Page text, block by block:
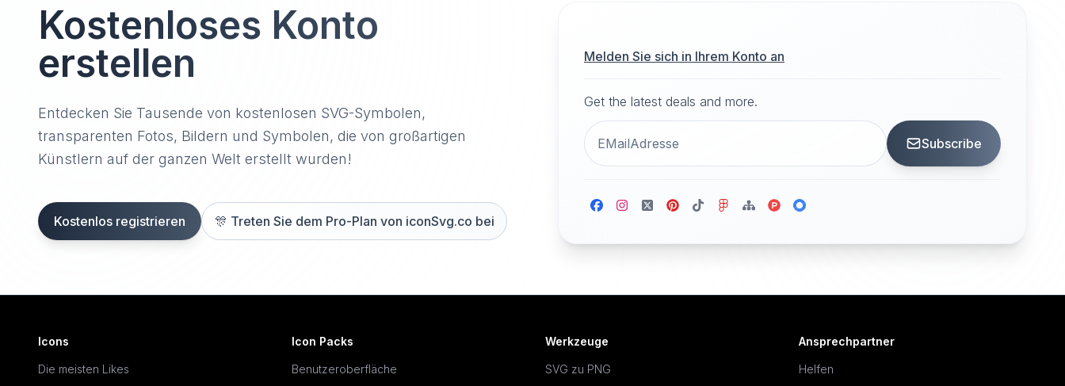
Kostenloses Konto
erstellen
Entdecken Sie Tausende von kostenlosen SVG-Symbolen,
transparenten Fotos, Bildern und Symbolen, die von großartigen
Künstlern auf der ganzen Welt erstellt wurden!
Kostenlos registrieren 🎊 Treten Sie dem Pro-Plan von iconSvg.co bei
Melden Sie sich in Ihrem Konto an
Get the latest deals and more.
Subscribe
Icons
Die meisten Likes
Icon Packs
Benutzeroberfläche
Werkzeuge
SVG zu PNG
Ansprechpartner
Helfen